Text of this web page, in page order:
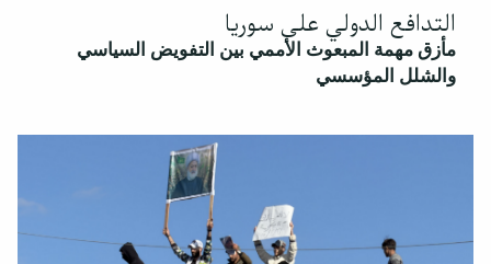
التدافع الدولي على سوريا
مأزق مهمة المبعوث الأممي بين التفويض السياسي
والشلل المؤسسي